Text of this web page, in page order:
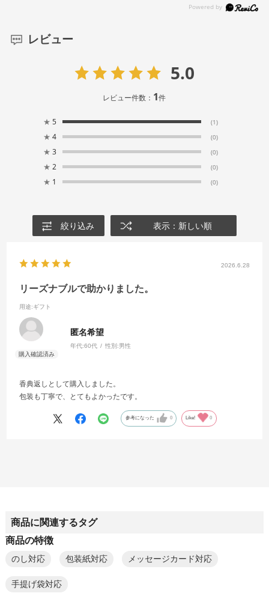
レビュー
5.0
レビュー件数： 1件
★ 5 (1)
★ 4 (0)
★ 3 (0)
★ 2 (0)
★ 1 (0)
絞り込み 表示：新しい順
2026.6.28
リーズナブルで助かりました。
用途:ギフト
匿名希望
年代:60代 性別:男性
香典返しとして購入しました。
包装も丁寧で、とてもよかったです。
参考になった 0 Like! 0
商品に関連するタグ
商品の特徴
のし対応 包装紙対応 メッセージカード対応
手提げ袋対応